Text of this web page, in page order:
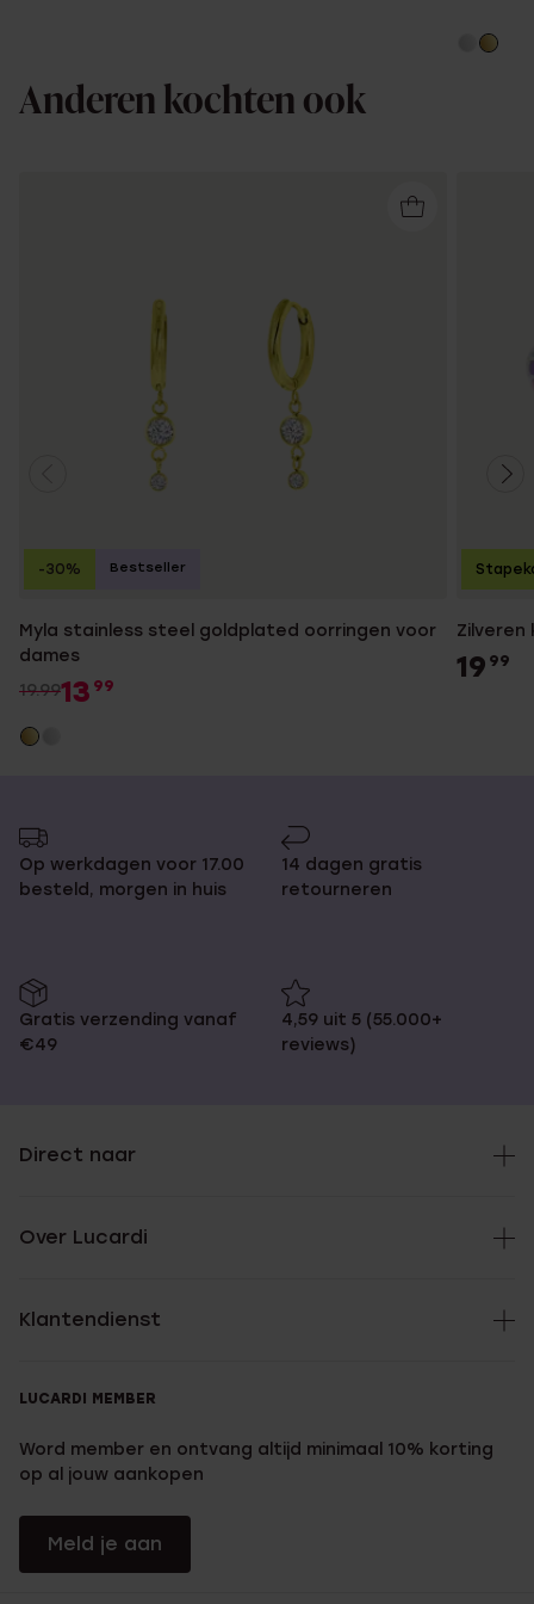
Anderen kochten ook
Myla stainless steel goldplated oorringen voor
dames
19.9913 99
-30% Bestseller
19 99
Op werkdagen voor 17.00
besteld, morgen in huis
14 dagen gratis
retourneren
Gratis verzending vanaf
€49
4,59 uit 5 (55.000+
reviews)
Direct naar
Over Lucardi
Klantendienst
LUCARDI MEMBER
Word member en ontvang altijd minimaal 10% korting
op al jouw aankopen
Meld je aan